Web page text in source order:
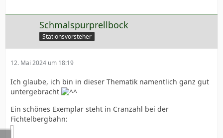
Schmalspurprellbock
Stationsvorsteher
12. Mai 2024 um 18:19
Ich glaube, ich bin in dieser Thematik namentlich ganz gut
untergebracht
Ein schönes Exemplar steht in Cranzahl bei der
Fichtelbergbahn: